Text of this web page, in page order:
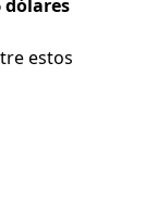
dólares
estos